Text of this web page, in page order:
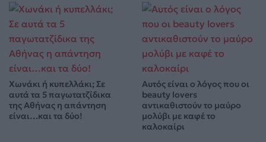
Χωνάκι ή κυπελλάκι; Σε
αυτά τα 5 παγωτατζίδικα
της Αθήνας η απάντηση
είναι…και τα δύο!
Αυτός είναι ο λόγος που οι
beauty lovers
αντικαθιστούν το μαύρο
μολύβι με καφέ το
καλοκαίρι